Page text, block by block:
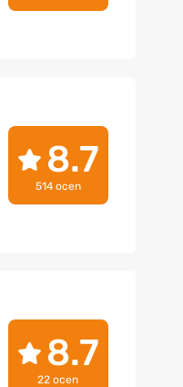
8.7
514 ocen
8.7
22 ocen